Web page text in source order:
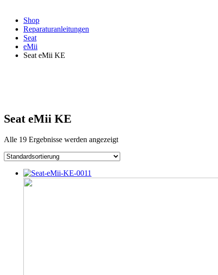
Shop
Reparaturanleitungen
Seat
eMii
Seat eMii KE
Seat eMii KE
Alle 19 Ergebnisse werden angezeigt